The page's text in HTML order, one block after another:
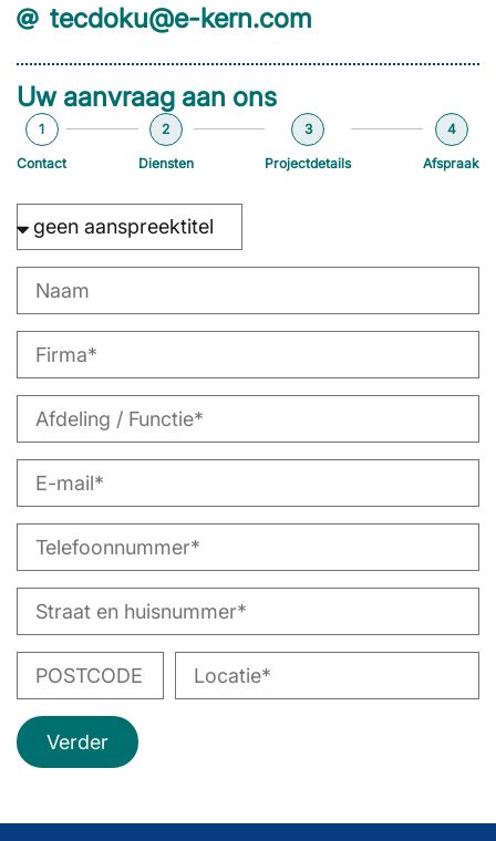
tecdoku@e-kern.com
Uw aanvraag aan ons
1
Contact
2
Diensten
3
Projectdetails
4
Afspraak
Verder